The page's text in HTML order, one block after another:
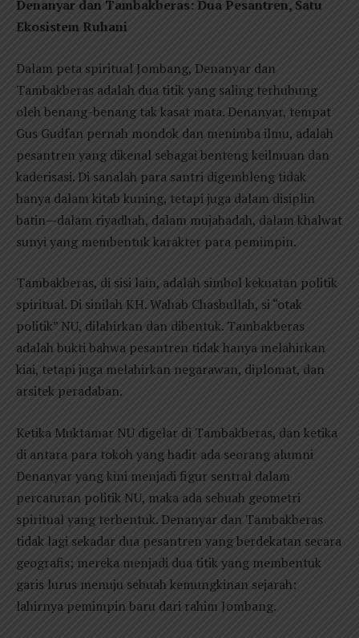
Denanyar dan Tambakberas: Dua Pesantren, Satu
Ekosistem Ruhani
Dalam peta spiritual Jombang, Denanyar dan
Tambakberas adalah dua titik yang saling terhubung
oleh benang-benang tak kasat mata. Denanyar, tempat
Gus Gudfan pernah mondok dan menimba ilmu, adalah
pesantren yang dikenal sebagai benteng keilmuan dan
kaderisasi. Di sanalah para santri digembleng tidak
hanya dalam kitab kuning, tetapi juga dalam disiplin
batin—dalam riyadhah, dalam mujahadah, dalam khalwat
sunyi yang membentuk karakter para pemimpin.
Tambakberas, di sisi lain, adalah simbol kekuatan politik
spiritual. Di sinilah KH. Wahab Chasbullah, si “otak
politik” NU, dilahirkan dan dibentuk. Tambakberas
adalah bukti bahwa pesantren tidak hanya melahirkan
kiai, tetapi juga melahirkan negarawan, diplomat, dan
arsitek peradaban.
Ketika Muktamar NU digelar di Tambakberas, dan ketika
di antara para tokoh yang hadir ada seorang alumni
Denanyar yang kini menjadi figur sentral dalam
percaturan politik NU, maka ada sebuah geometri
spiritual yang terbentuk. Denanyar dan Tambakberas
tidak lagi sekadar dua pesantren yang berdekatan secara
geografis; mereka menjadi dua titik yang membentuk
garis lurus menuju sebuah kemungkinan sejarah:
lahirnya pemimpin baru dari rahim Jombang.